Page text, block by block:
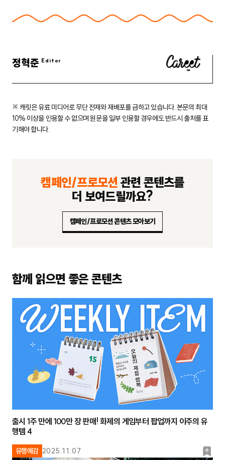
정혁준
※ 캐릿은 유료 미디어로 무단 전재와 재배포를 금하고 있습니다. 본문의 최대
10% 이상을 인용할 수 없으며 원문을 일부 인용할 경우에도반드시 출처를 표
기해야 합니다.
캠페인/프로모션 관련 콘텐츠를
더 보여드릴까요?
캠페인/프로모션 콘텐츠 모아보기
함께 읽으면 좋은 콘텐츠
유행예감 2025.11.07
북
출시 1주 만에 100만 장 판매! 화제의 게임부터 팝업까지 이주의 유
행템 4